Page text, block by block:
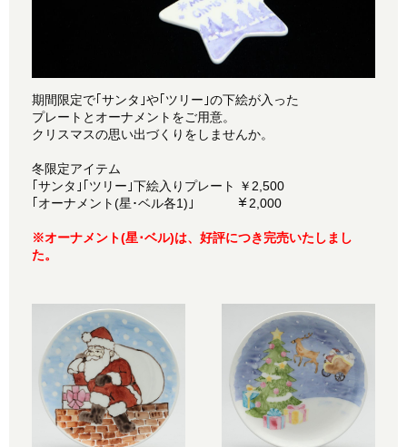
期間限定で｢サンタ｣や｢ツリー｣の下絵が入った
プレートとオーナメントをご用意。
クリスマスの思い出づくりをしませんか。
冬限定アイテム
｢サンタ｣｢ツリー｣下絵入りプレート ￥2,500
｢オーナメント(星･ベル各1)｣ ￥2,000
※オーナメント(星･ベル)は、好評につき完売いたしまし
た。